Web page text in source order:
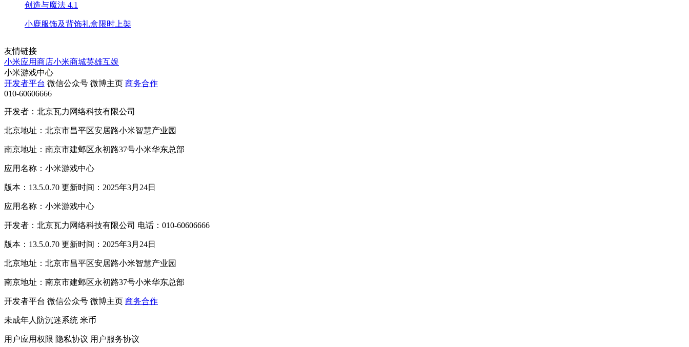
创造与魔法 4.1
小鹿服饰及背饰礼盒限时上架
友情链接
小米应用商店小米商城英雄互娱
小米游戏中心
开发者平台 微信公众号 微博主页 商务合作
010-60606666
开发者：北京瓦力网络科技有限公司
北京地址：北京市昌平区安居路小米智慧产业园
南京地址：南京市建邺区永初路37号小米华东总部
应用名称：小米游戏中心
版本：13.5.0.70 更新时间：2025年3月24日
应用名称：小米游戏中心
开发者：北京瓦力网络科技有限公司 电话：010-60606666
版本：13.5.0.70 更新时间：2025年3月24日
北京地址：北京市昌平区安居路小米智慧产业园
南京地址：南京市建邺区永初路37号小米华东总部
开发者平台 微信公众号 微博主页 商务合作
未成年人防沉迷系统 米币
用户应用权限 隐私协议 用户服务协议